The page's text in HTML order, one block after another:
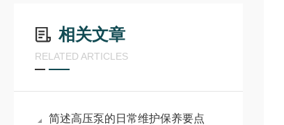
相关文章
RELATED ARTICLES
简述高压泵的日常维护保养要点